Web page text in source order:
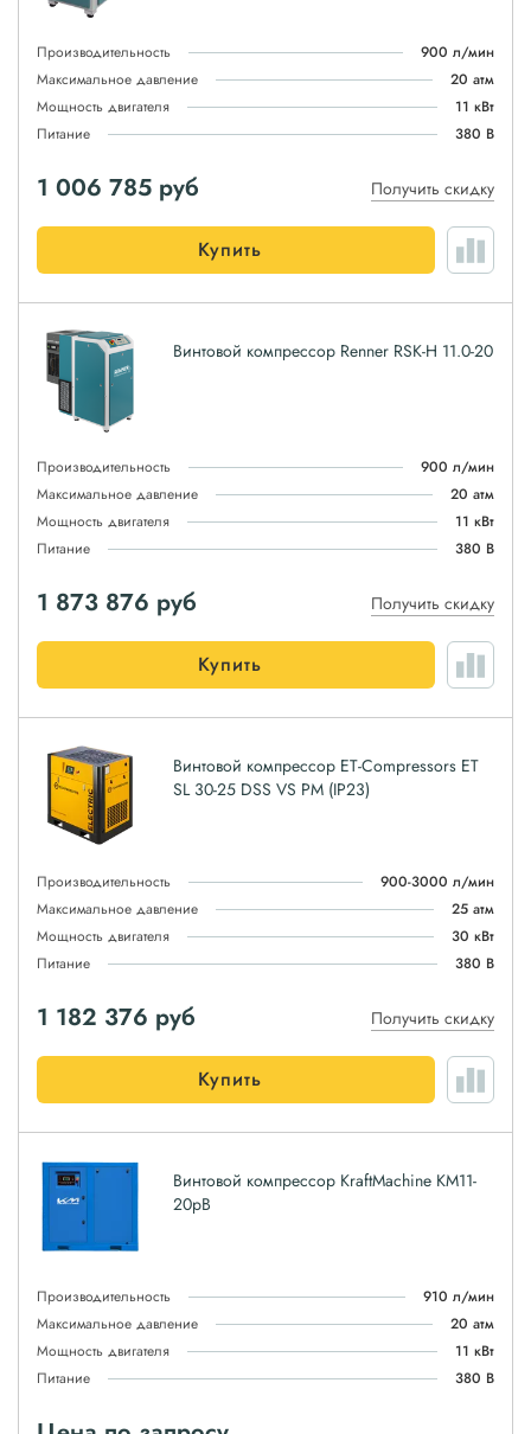
Производительность
900 л/мин
Максимальное давление
20 атм
Мощность двигателя
11 кВт
Питание
380 В
1 006 785 руб Получить скидку
Купить
Винтовой компрессор Renner RSK-H 11.0-20
Производительность
900 л/мин
Максимальное давление
20 атм
Мощность двигателя
11 кВт
Питание
380 В
1 873 876 руб Получить скидку
Купить
Винтовой компрессор ET-Compressors ET
SL 30-25 DSS VS PM (IP23)
Производительность
900-3000 л/мин
Максимальное давление
25 атм
Мощность двигателя
30 кВт
Питание
380 В
1 182 376 руб Получить скидку
Купить
Винтовой компрессор KraftMachine KM11-
20рВ
Производительность
910 л/мин
Максимальное давление
20 атм
Мощность двигателя
11 кВт
Питание
380 В